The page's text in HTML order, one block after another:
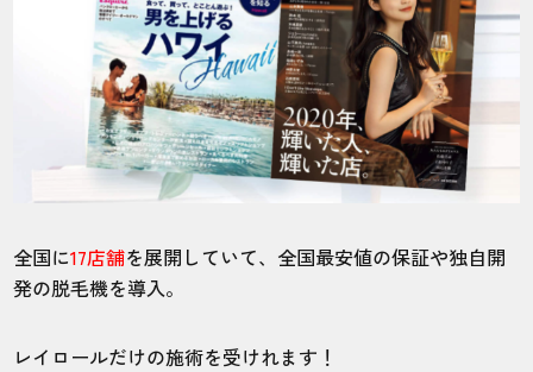
全国に17店舗を展開していて、全国最安値の保証や独自開
発の脱毛機を導入。
レイロールだけの施術を受けれます！